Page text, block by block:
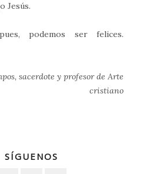
Jesús.
podemos ser felices.
sacerdote y profesor de Arte
cristiano
SÍGUENOS